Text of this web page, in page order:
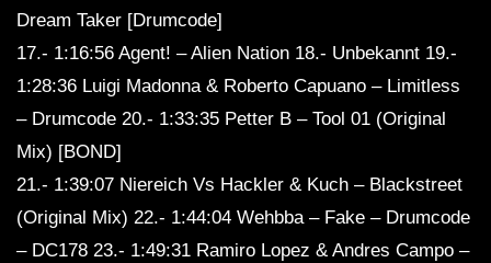
Dream Taker [Drumcode]
17.- 1:16:56 Agent! – Alien Nation 18.- Unbekannt 19.-
1:28:36 Luigi Madonna & Roberto Capuano – Limitless
– Drumcode 20.- 1:33:35 Petter B – Tool 01 (Original
Mix) [BOND]
21.- 1:39:07 Niereich Vs Hackler & Kuch – Blackstreet
(Original Mix) 22.- 1:44:04 Wehbba – Fake – Drumcode
– DC178 23.- 1:49:31 Ramiro Lopez & Andres Campo –